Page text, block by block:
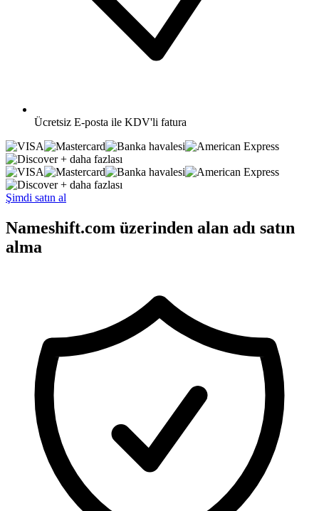
Ücretsiz E-posta ile KDV'li fatura
+ daha fazlası
+ daha fazlası
Şimdi satın al
Nameshift.com üzerinden alan adı satın
alma